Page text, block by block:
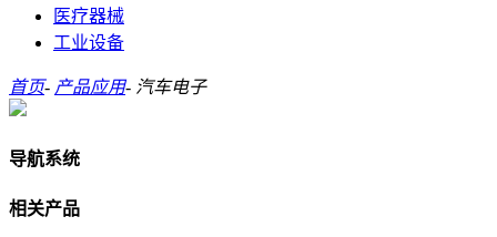
医疗器械
工业设备
首页- 产品应用- 汽车电子
导航系统
相关产品